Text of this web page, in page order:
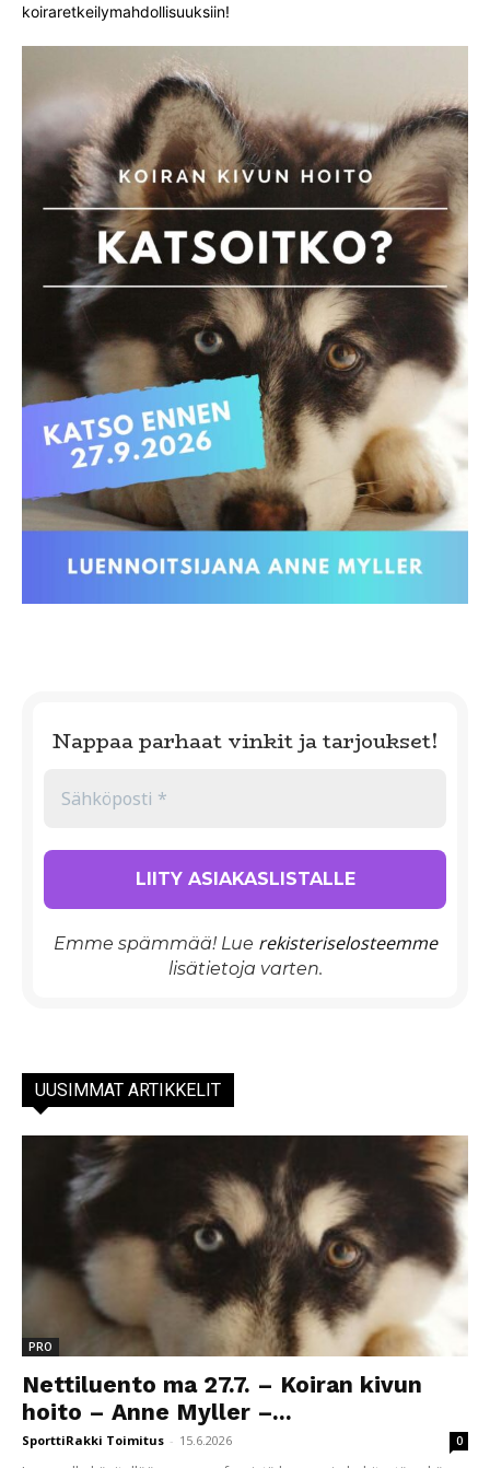
koiraretkeilymahdollisuuksiin!
Nappaa parhaat vinkit ja tarjoukset!
Emme spämmää! Lue rekisteriselosteemme
lisätietoja varten.
UUSIMMAT ARTIKKELIT
PRO
Nettiluento ma 27.7. – Koiran kivun
hoito – Anne Myller –...
SporttiRakki Toimitus - 15.6.2026 0